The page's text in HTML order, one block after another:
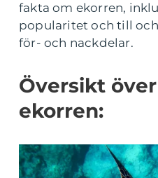
fakta om ekorren,
popularitet och till
för- och nackdelar.
Översikt
ekorren: